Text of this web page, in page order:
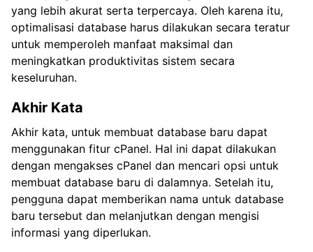
yang lebih akurat serta terpercaya. Oleh karena itu,
optimalisasi database harus dilakukan secara teratur
untuk memperoleh manfaat maksimal dan
meningkatkan produktivitas sistem secara
keseluruhan.
Akhir Kata
Akhir kata, untuk membuat database baru dapat
menggunakan fitur cPanel. Hal ini dapat dilakukan
dengan mengakses cPanel dan mencari opsi untuk
membuat database baru di dalamnya. Setelah itu,
pengguna dapat memberikan nama untuk database
baru tersebut dan melanjutkan dengan mengisi
informasi yang diperlukan.